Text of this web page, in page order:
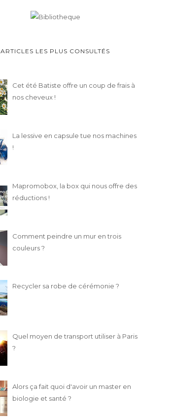
ARTICLES LES PLUS CONSULTÉS
Cet été Batiste offre un coup de frais à
nos cheveux !
La lessive en capsule tue nos machines
!
Mapromobox, la box qui nous offre des
réductions !
Comment peindre un mur en trois
couleurs ?
Recycler sa robe de cérémonie ?
Quel moyen de transport utiliser à Paris
?
Alors ça fait quoi d'avoir un master en
biologie et santé ?